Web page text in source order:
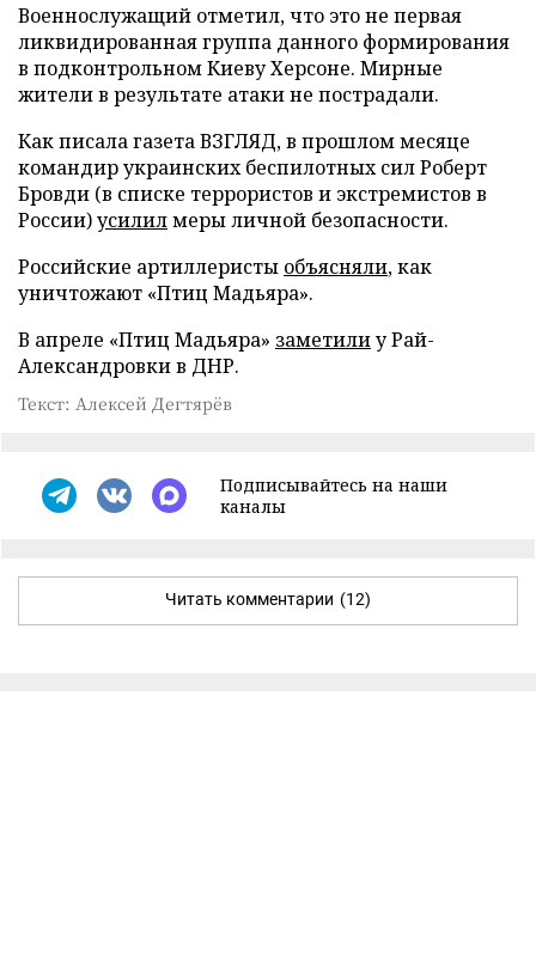
Военнослужащий отметил, что это не первая
ликвидированная группа данного формирования
в подконтрольном Киеву Херсоне. Мирные
жители в результате атаки не пострадали.
Как писала газета ВЗГЛЯД, в прошлом месяце
командир украинских беспилотных сил Роберт
Бровди (в списке террористов и экстремистов в
России)усилилмеры личной безопасности.
Российские артиллеристы объясняли, как
уничтожают «Птиц Мадьяра».
В апреле «Птиц Мадьяра» заметилиу Рай-
Александровки в ДНР.
Текст: Алексей Дегтярёв
Подписывайтесь на наши
каналы
Читать комментарии (12)